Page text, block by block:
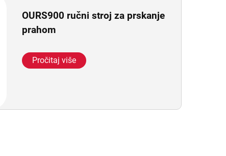
OURS900 ručni stroj za prskanje
prahom
Pročitaj više